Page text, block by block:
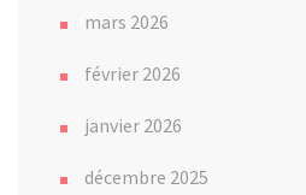
mars 2026
février 2026
janvier 2026
décembre 2025